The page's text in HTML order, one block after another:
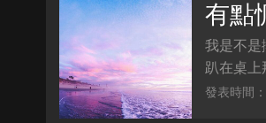
有點
我是不是
趴在桌上
發表時間